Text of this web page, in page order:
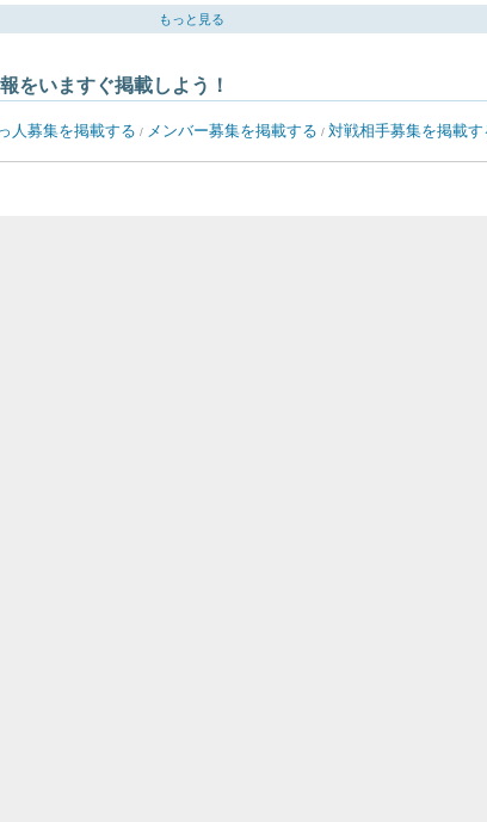
もっと見る
をいますぐ掲載しよう！
人募集を掲載する / メンバー募集を掲載する / 対戦相手募集を掲載す